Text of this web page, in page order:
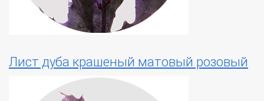
Лист дуба крашеный матовый розовый